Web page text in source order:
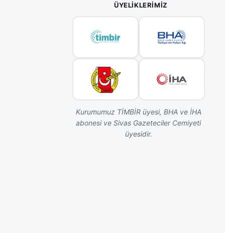
ÜYELIKLERIMIZ
Kurumumuz TİMBİR üyesi, BHA ve İHA
abonesi ve Sivas Gazeteciler Cemiyeti
üyesidir.